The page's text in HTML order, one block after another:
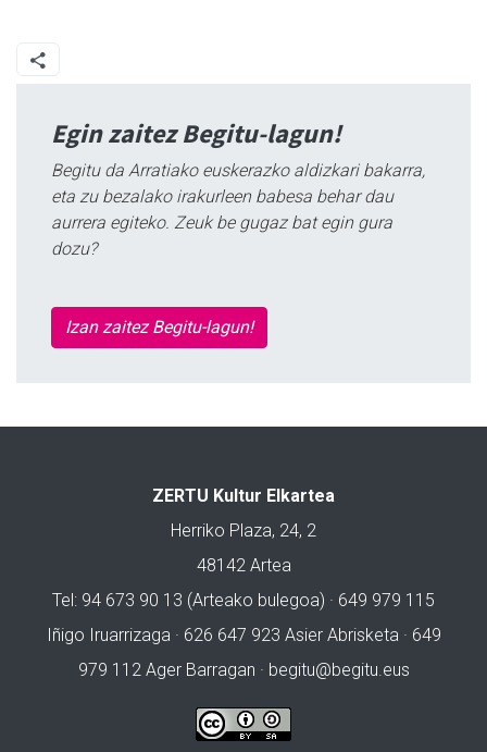
Egin zaitez Begitu-lagun!
Begitu da Arratiako euskerazko aldizkari bakarra,
eta zu bezalako irakurleen babesa behar dau
aurrera egiteko. Zeuk be gugaz bat egin gura
dozu?
Izan zaitez Begitu-lagun!
ZERTU Kultur Elkartea
Herriko Plaza, 24, 2
48142 Artea
Tel: 94 673 90 13 (Arteako bulegoa) · 649 979 115
Iñigo Iruarrizaga · 626 647 923 Asier Abrisketa · 649
979 112 Ager Barragan · begitu@begitu.eus